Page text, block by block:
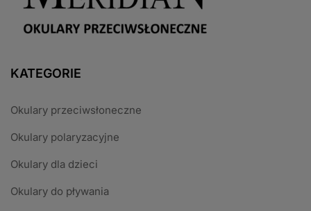
KATEGORIE
Okulary przeciwsłoneczne
Okulary polaryzacyjne
Okulary dla dzieci
Okulary do pływania